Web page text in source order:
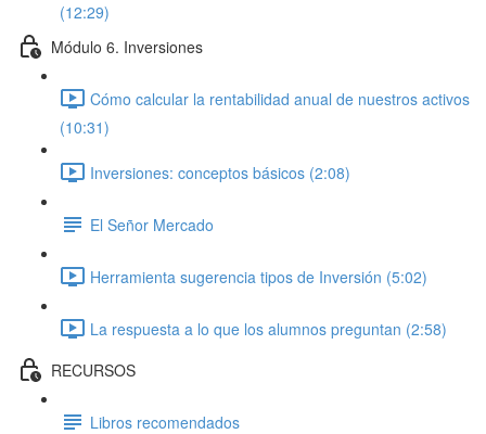
(12:29)
Módulo 6. Inversiones
Cómo calcular la rentabilidad anual de nuestros activos
(10:31)
Inversiones: conceptos básicos (2:08)
El Señor Mercado
Herramienta sugerencia tipos de Inversión (5:02)
La respuesta a lo que los alumnos preguntan (2:58)
RECURSOS
Libros recomendados